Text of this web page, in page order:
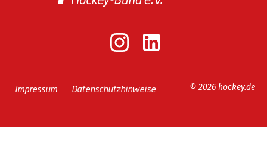
Impressum Datenschutzhinweise © 2026 hockey.de